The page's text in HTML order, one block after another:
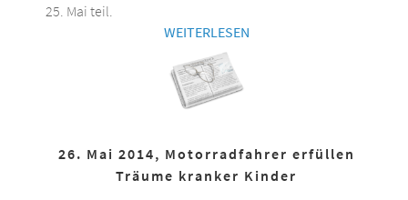
25. Mai teil.
WEITERLESEN
26. Mai 2014, Motorradfahrer erfüllen
Träume kranker Kinder